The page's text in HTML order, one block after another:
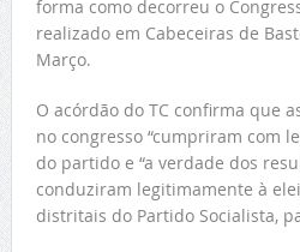
forma como decorreu o
realizado em Cabeceiras de
Março.
O acórdão do TC confirma que
no congresso “cumpriram com
do partido e “a verdade dos
conduziram legitimamente à
distritais do Partido Socialista,